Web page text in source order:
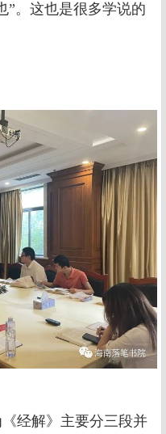
”。这也是很多学说的
经解》主要分三段并